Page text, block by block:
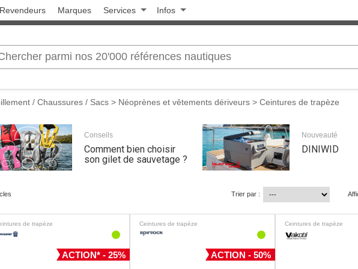
Revendeurs Marques Services Infos
/ Chaussures / Sacs > Néoprènes et vêtements dériveurs > Ceintures de trapèze
Conseils
Comment bien choisir
son gilet de sauvetage ?
Nouveauté
DINIWID
Trier par :
de trapèze
ACTION* - 25%
Ceintures de trapèze
ACTION - 50%
Ceintures de trapèze